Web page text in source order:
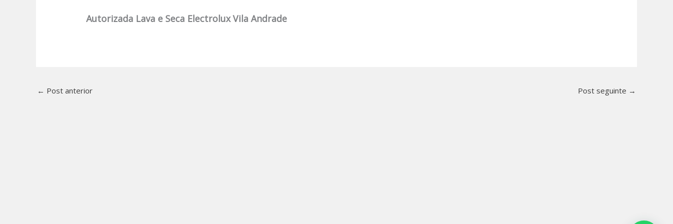
Autorizada Lava e Seca Electrolux Vila Andrade
← Post anterior Post seguinte →